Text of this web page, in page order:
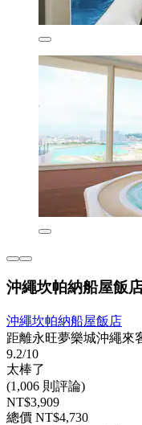
沖繩坎帕納船屋飯
沖繩坎帕納船屋飯店
距離永旺夢樂城沖繩來
9.2/10
太棒了
(1,006 則評論)
NT$3,909
總價 NT$4,730